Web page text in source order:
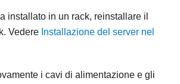
installato in un rack, reinstallare il
Vedere Installazione del server nel
i cavi di alimentazione e gli